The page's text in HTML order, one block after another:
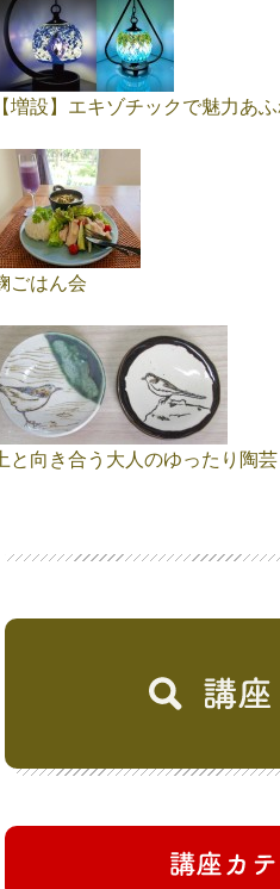
増設】エキゾチックで魅力あ
ごはん会
と向き合う大人のゆったり陶芸